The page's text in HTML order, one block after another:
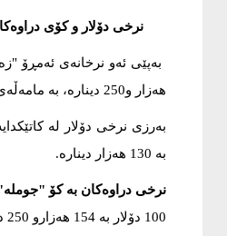
نرخی دۆلار و کۆی
هەزار و250 دینارە، بە مامەڵەی تاکیش بە 154 هەزارو 500 دینار مامەڵەی پێوەدەکرێت.
به‌ 130 هه‌زار دیناره‌.
نرخی دراوه‌كان بە کۆ
100 دۆلار بە 154 هەزارو 250 دینارە.